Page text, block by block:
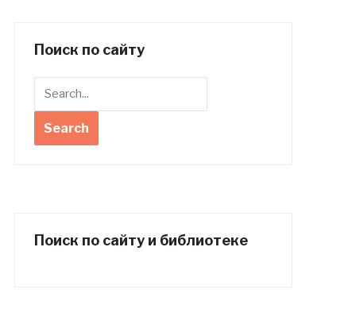
Поиск по сайту
Поиск по сайту и библиотеке